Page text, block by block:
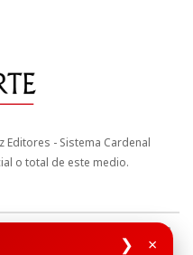
❯ ×
- Sistema Cardenal
o total de este medio.
de Autor y Propiedad Intelectual